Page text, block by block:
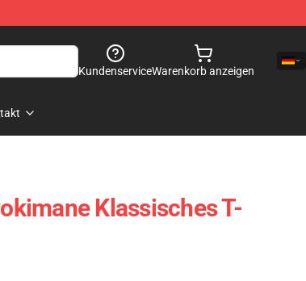
KundenserviceWarenkorb anzeigen
Klassisches T-